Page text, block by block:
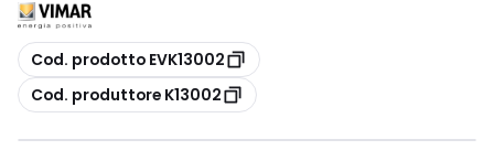
copia
Cod. prodotto EVK13002
copia
Cod. produttore K13002